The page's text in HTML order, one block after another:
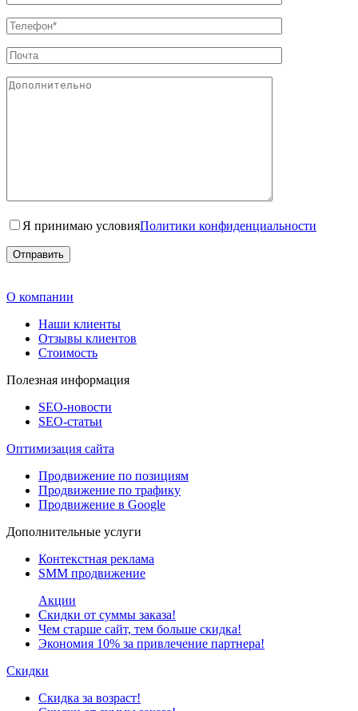
Я принимаю условияПолитики конфиденциальности
О компании
Наши клиенты
Отзывы клиентов
Стоимость
Полезная информация
SEO-новости
SEO-cтатьи
Оптимизация сайта
Продвижение по позициям
Продвижение по трафику
Продвижение в Google
Дополнительные услуги
Контекстная реклама
SMM продвижение
Акции
Скидки от суммы заказа!
Чем старше сайт, тем больше скидка!
Экономия 10% за привлечение партнера!
Скидки
Скидка за возраст!